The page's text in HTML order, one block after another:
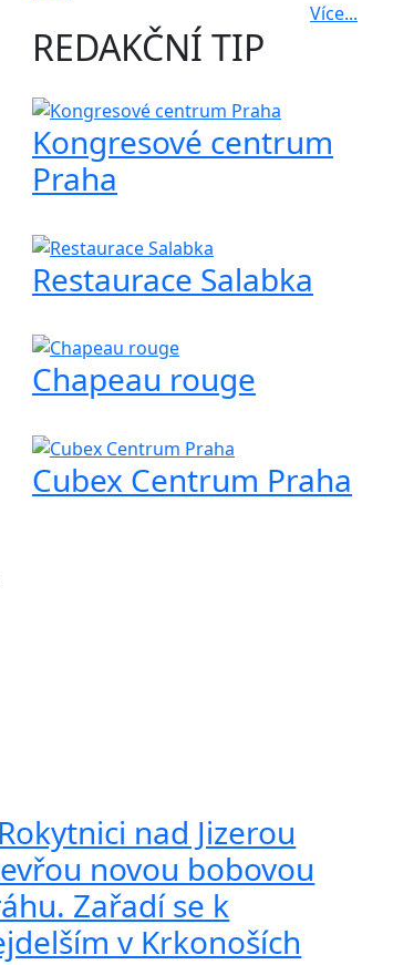
Více...
REDAKČNÍ TIP
Kongresové centrum
Praha
Restaurace Salabka
Chapeau rouge
Cubex Centrum Praha
nad Jizerou
novou bobovou
Zařadí se k
v Krkonoších